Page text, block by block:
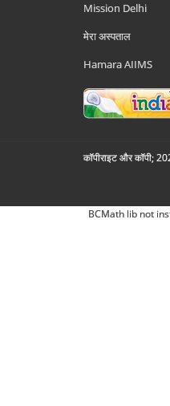
Mission Delhi
मेरा अस्पताल
Hamara AIIMS
कॉपीराइट और कॉपी;
BCMath lib not